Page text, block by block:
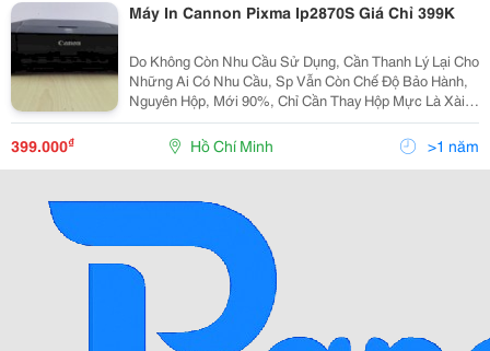
Máy In Cannon Pixma Ip2870S Giá Chỉ 399K
Do Không Còn Nhu Cầu Sử Dụng, Cần Thanh Lý Lại Cho
Những Ai Có Nhu Cầu, Sp Vẫn Còn Chế Độ Bảo Hành,
Nguyên Hộp, Mới 90%, Chỉ Cần Thay Hộp Mực Là Xài
Ok Như Máy Mới Nhé, Phù Hợp Với Những Ai Đang
Làm Việc Tại Nhà Cần Sử Dụng Máy In Nhỏ Gọn Dễ
Sài. (...
399.000₫ Hồ Chí Minh >1 năm